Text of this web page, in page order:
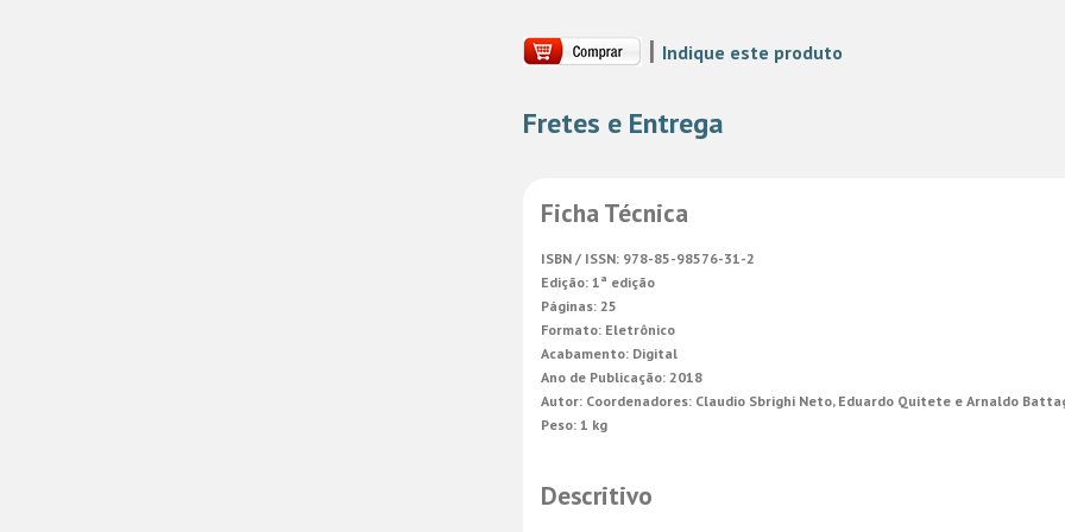
| Indique este produto
Fretes e Entrega
Ficha Técnica
ISBN / ISSN: 978-85-98576-31-2
Edição: 1ª edição
Páginas: 25
Formato: Eletrônico
Acabamento: Digital
Ano de Publicação: 2018
Autor: Coordenadores: Claudio Sbrighi Neto, Eduardo Quitete e Arnaldo
Peso: 1 kg
Descritivo